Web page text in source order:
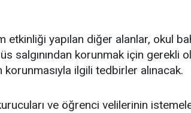
etkinliği yapılan diğer alanlar, okul
salgınından korunmak için gerekli
ilgili tedbirler alınacak.
ve öğrenci velilerinin